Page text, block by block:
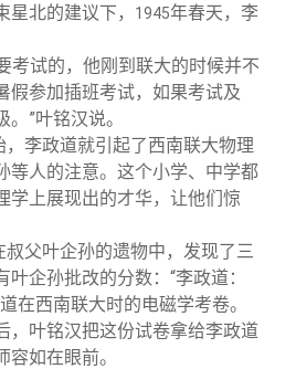
北的建议下，
1945年春天，李
考试的，他刚到联大的时候并不
假参加插班考试，如果考试及
”叶铭汉说。
，李政道就引起了西南联大物理
等人的注意。这个小学、中学都
学上展现出的才华，让他们惊
父叶企孙的遗物中，发现了三
企孙批改的分数：“李政道：
在西南联大时的电磁学考卷。
，叶铭汉把这份试卷拿给李政道
如在眼前。